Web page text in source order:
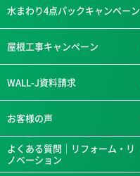
水まわり4点パックキャンペーン
屋根工事キャンペーン
WALL-J資料請求
お客様の声
よくある質問｜リフォーム・リ
ノベーション